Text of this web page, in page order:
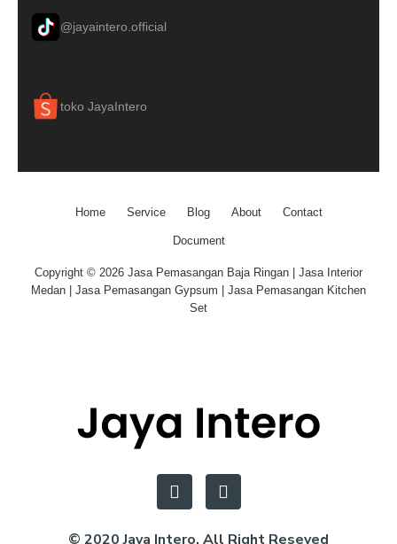
@jayaintero.official
toko JayaIntero
Home Service Blog About Contact
Document
Copyright © 2026 Jasa Pemasangan Baja Ringan | Jasa Interior
Medan | Jasa Pemasangan Gypsum | Jasa Pemasangan Kitchen
Set
© 2020 Jaya Intero. All Right Reseved